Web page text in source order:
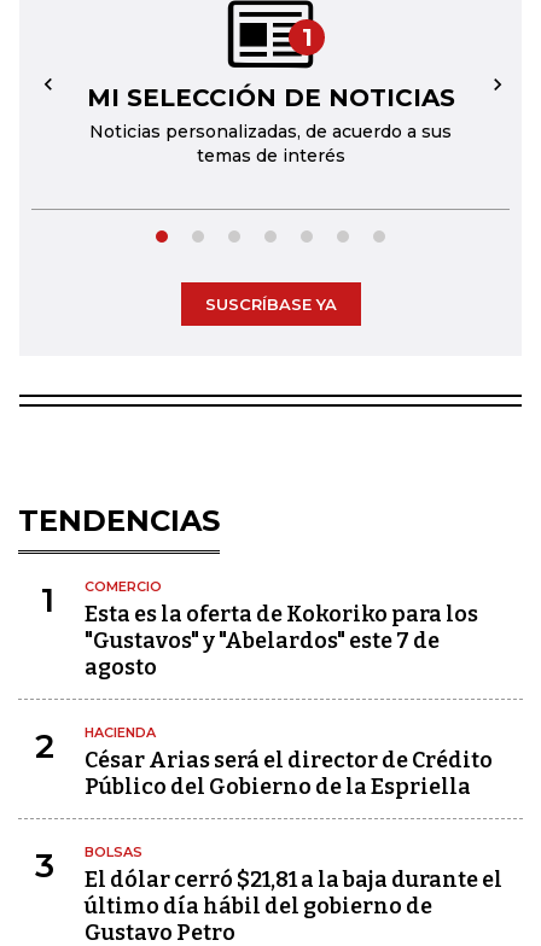
1
MI SELECCIÓN DE NOTICIAS
Noticias personalizadas, de acuerdo a sus
temas de interés
← →
SUSCRÍBASE YA
TENDENCIAS
1 COMERCIO
Esta es la oferta de Kokoriko para los
"Gustavos" y "Abelardos" este 7 de
agosto
2 HACIENDA
César Arias será el director de Crédito
Público del Gobierno de la Espriella
3 BOLSAS
El dólar cerró $21,81 a la baja durante el
último día hábil del gobierno de
Gustavo Petro